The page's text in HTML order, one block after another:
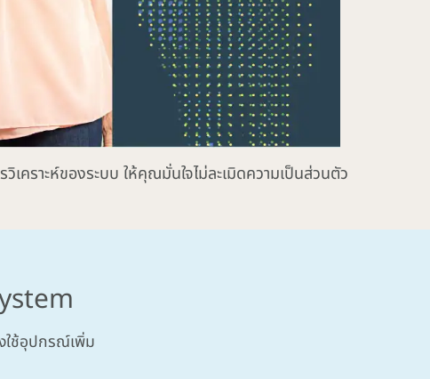
เคราะห์ของระบบ ให้คุณมั่นใจไม่ละเมิดความเป็นส่วนตัว
ใช้อุปกรณ์เพิ่ม